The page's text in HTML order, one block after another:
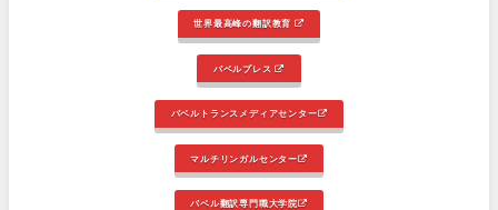
世界最高峰の翻訳教育
バベルプレス
バベルトランスメディアセンター
マルチリンガルセンター
バベル翻訳専門職大学院